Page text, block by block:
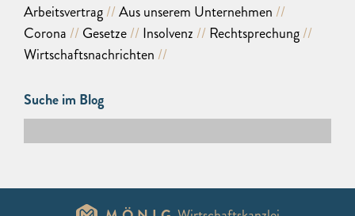
Arbeitsvertrag
Aus unserem Unternehmen
Corona
Gesetze Insolvenz
Rechtsprechung
Wirtschaftsnachrichten
Suche im Blog